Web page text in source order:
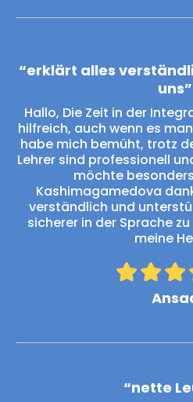
“erklärt alles
uns”
Hallo, Die Zeit in der
hilfreich, auch wenn es
habe mich bemüht, trotz
Lehrer sind professionell
möchte
Kashimagamedova
verständlich und
sicherer in der Sprache
meine
“nette